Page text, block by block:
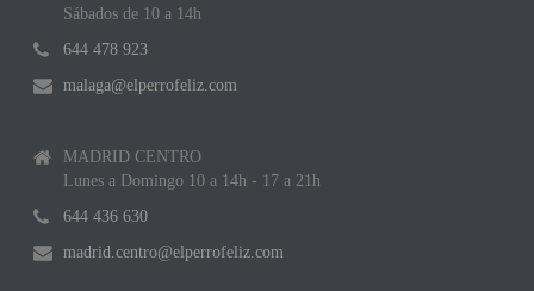
Sábados de 10 a 14h
644 478 923
malaga@elperrofeliz.com
MADRID CENTRO
Lunes a Domingo 10 a 14h - 17 a 21h
644 436 630
madrid.centro@elperrofeliz.com